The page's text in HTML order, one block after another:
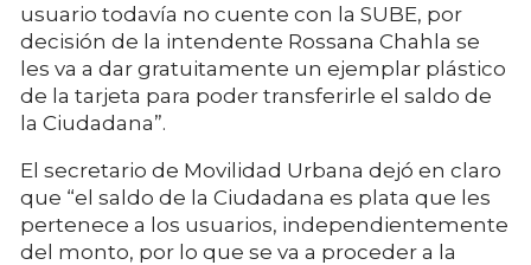
usuario todavía no cuente con la SUBE, por
decisión de la intendente Rossana Chahla se
les va a dar gratuitamente un ejemplar plástico
de la tarjeta para poder transferirle el saldo de
la Ciudadana”.
El secretario de Movilidad Urbana dejó en claro
que “el saldo de la Ciudadana es plata que les
pertenece a los usuarios, independientemente
del monto, por lo que se va a proceder a la